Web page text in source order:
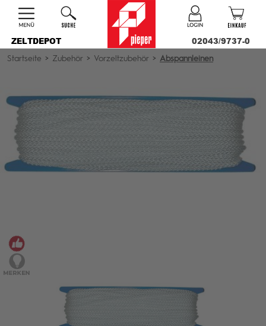
ZELTDEPOT
02043/9737-0
Startseite > Zubehör > Vorzeltzubehör > Abspannleinen